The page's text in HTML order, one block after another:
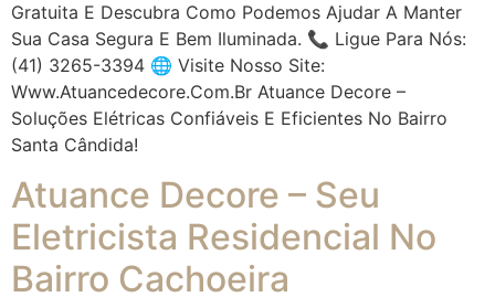
Gratuita E Descubra Como Podemos Ajudar A Manter
Sua Casa Segura E Bem Iluminada. 📞 Ligue Para Nós:
(41) 3265-3394 🌐 Visite Nosso Site:
Www.atuancedecore.com.br Atuance Decore –
Soluções Elétricas Confiáveis E Eficientes No Bairro
Santa Cândida!
Atuance Decore – Seu
Eletricista Residencial No
Bairro Cachoeira